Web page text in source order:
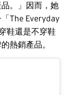
。」因而，她
The Everyday
鞋還是不穿鞋
熱銷產品。